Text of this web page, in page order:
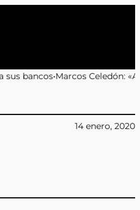
«Antofagasta merece eventos
14 enero, 2020